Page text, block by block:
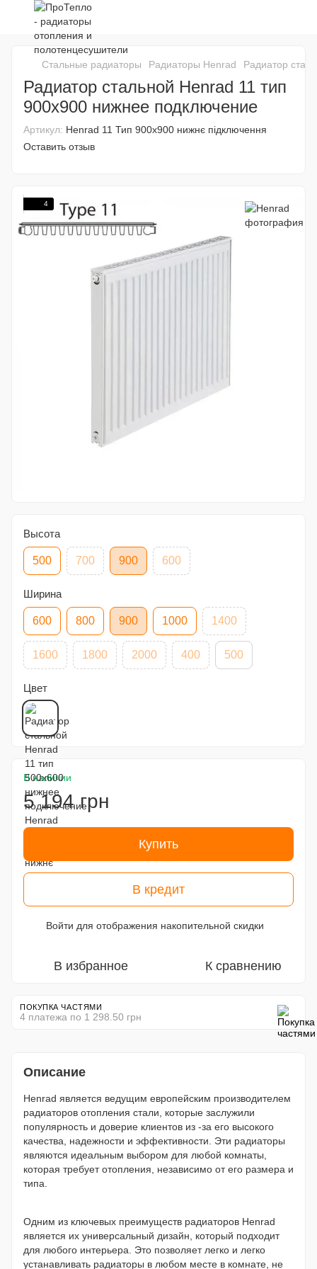
Стальные радиаторы Радиаторы Henrad Радиатор
Радиатор стальной Henrad 11 тип
900х900 нижнее подключение
Артикул: Henrad 11 Тип 900x900 нижнє підключення
Оставить отзыв
4
Высота
500 700 900 600
Ширина
600 800 900 1000 1400
1600 1800 2000 400 500
Цвет
В наличии
5 194 грн
Купить
В кредит
Войти для отображения накопительной скидки
В избранное К сравнению
ПОКУПКА ЧАСТЯМИ
4 платежа по 1 298.50 грн
Описание
Henrad является ведущим европейским производителем
радиаторов отопления стали, которые заслужили
популярность и доверие клиентов из -за его высокого
качества, надежности и эффективности. Эти радиаторы
являются идеальным выбором для любой комнаты,
которая требует отопления, независимо от его размера и
типа.
Одним из ключевых преимуществ радиаторов Henrad
является их универсальный дизайн, который подходит
для любого интерьера. Это позволяет легко и легко
устанавливать радиаторы в любом месте в комнате, не